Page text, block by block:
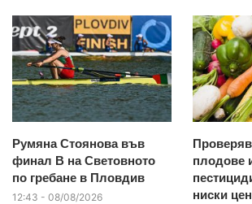
Румяна Стоянова във
финал B на Световното
по гребане в Пловдив
12:43 - 08/08/2026
плодове
ниски